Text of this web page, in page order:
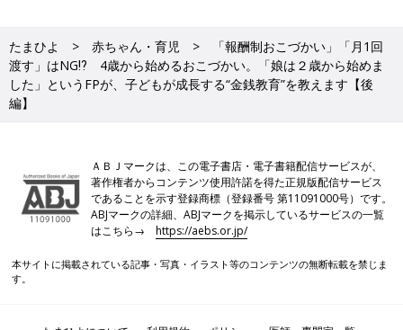
たまひよ 赤ちゃん・育児
「報酬制おこづかい」「月1回
渡す」はNG⁉ 4歳から始めるおこづかい。「娘は２歳から始めま
した」というFPが、子どもが成長する“金銭教育”を教えます【後
編】
ＡＢＪマークは、この電子書店・電子書籍配信サービスが、
著作権者からコンテンツ使用許諾を得た正規版配信サービス
であることを示す登録商標（登録番号 第11091000号）です。
ABJマークの詳細、ABJマークを掲示しているサービスの一覧
はこちら→https://aebs.or.jp/
本サイトに掲載されている記事・写真・イラスト等のコンテンツの無断転載を禁じま
す。